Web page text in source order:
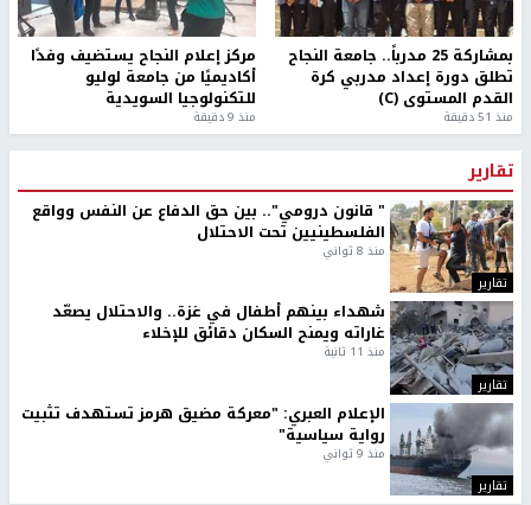
بمشاركة 25 مدرباً.. جامعة النجاح
تطلق دورة إعداد مدربي كرة
القدم المستوى (C)
منذ 51 دقيقة
مركز إعلام النجاح يستضيف وفدًا
أكاديميًا من جامعة لوليو
للتكنولوجيا السويدية
منذ 9 دقيقة
تقارير
تقارير
" قانون درومي".. بين حق الدفاع عن النفس وواقع
الفلسطينيين تحت الاحتلال
منذ 8 ثواني
تقارير
شهداء بينهم أطفال في غزة.. والاحتلال يصعّد
غاراته ويمنح السكان دقائق للإخلاء
منذ 11 ثانية
تقارير
الإعلام العبري: "معركة مضيق هرمز تستهدف تثبيت
رواية سياسية"
منذ 9 ثواني